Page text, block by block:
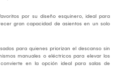
por su diseño esquinero, ideal para
gran capacidad de asientos en un solo
para quienes priorizan el descanso sin
manuales o eléctricos para elevar los
en la opción ideal para salas de